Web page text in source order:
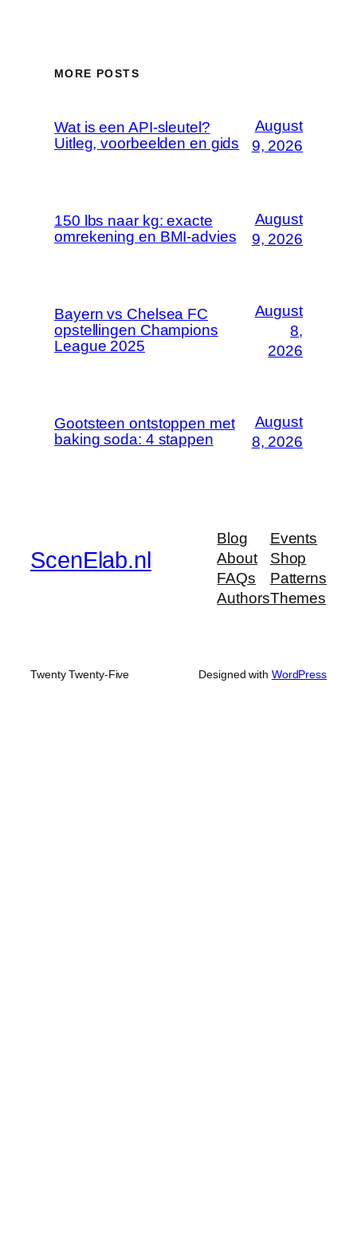
MORE POSTS
Wat is een API-sleutel?
Uitleg, voorbeelden en gids
August
9, 2026
150 lbs naar kg: exacte
omrekening en BMI-advies
August
9, 2026
Bayern vs Chelsea FC
opstellingen Champions
League 2025
August
8,
2026
Gootsteen ontstoppen met
baking soda: 4 stappen
August
8, 2026
ScenElab.nl
Blog
About
FAQs
Authors
Events
Shop
Patterns
Themes
Twenty Twenty-Five Designed with WordPress